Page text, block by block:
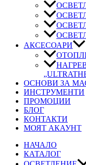
АКСЕСОАРИ
ОСНОВИ ЗА
ИНСТРУМЕНТИ
ПРОМОЦИИ
БЛОГ
КОНТАКТИ
МОЯТ АКАУНТ
НАЧАЛО
КАТАЛОГ